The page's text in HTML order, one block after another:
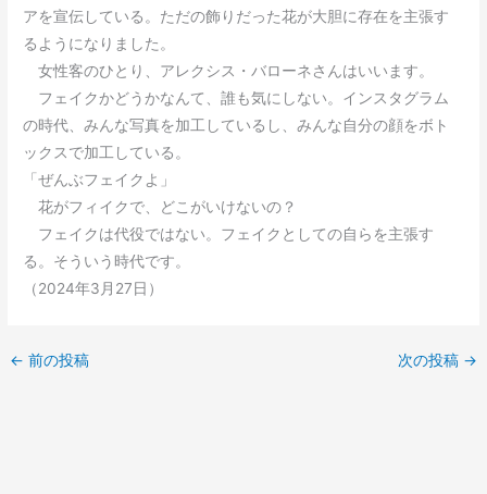
アを宣伝している。ただの飾りだった花が大胆に存在を主張す
るようになりました。
女性客のひとり、アレクシス・バローネさんはいいます。
フェイクかどうかなんて、誰も気にしない。インスタグラム
の時代、みんな写真を加工しているし、みんな自分の顔をボト
ックスで加工している。
「ぜんぶフェイクよ」
花がフィイクで、どこがいけないの？
フェイクは代役ではない。フェイクとしての自らを主張す
る。そういう時代です。
（2024年3月27日）
← 前の投稿 次の投稿 →